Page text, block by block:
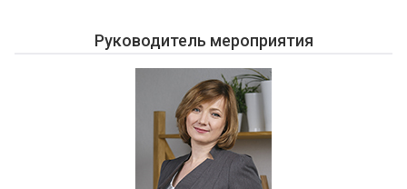
Руководитель мероприятия